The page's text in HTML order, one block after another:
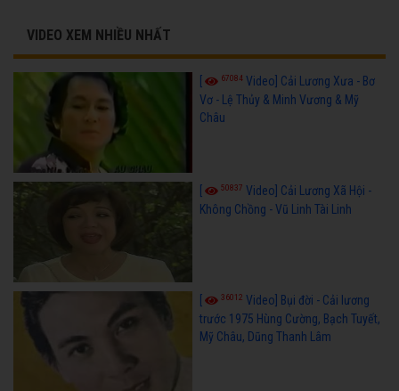
VIDEO XEM NHIỀU NHẤT
67084 Video] Cải Lương Xưa - Bơ
Vơ - Lệ Thủy & Minh Vương & Mỹ
Châu
50837 Video] Cải Lương Xã Hội -
Không Chồng - Vũ Linh Tài Linh
36012 Video] Bụi đời - Cải lương
trước 1975 Hùng Cường, Bạch Tuyết,
Mỹ Châu, Dũng Thanh Lâm